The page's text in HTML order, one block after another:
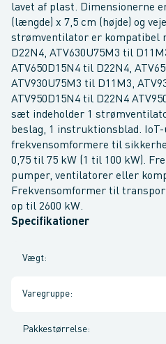
lavet af plast. Dimensionerne
(længde) x 7,5 cm (højde) og
strømventilator er kompatibel
D22N4, ATV630U75M3 til
ATV650D15N4 til D22N4,
ATV930U75M3 til D11M3,
ATV950D15N4 til D22N4
sæt indeholder 1
beslag, 1 instruktionsblad.
frekvensomformere til
0,75 til 75 kW (1 til 100 kW).
pumper, ventilatorer eller
Frekvensomformer til
op til 2600 kW.
Specifikationer
Vægt:
Varegruppe:
Pakkestørrelse: